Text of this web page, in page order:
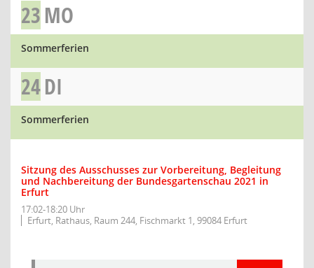
23MO
Sommerferien
24DI
Sommerferien
Sitzung des Ausschusses zur Vorbereitung, Begleitung
und Nachbereitung der Bundesgartenschau 2021 in
Erfurt
17:02-18:20 Uhr
Erfurt, Rathaus, Raum 244, Fischmarkt 1, 99084 Erfurt